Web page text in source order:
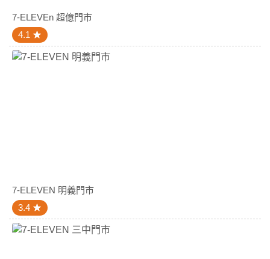
7-ELEVEn 超億門市
4.1
7-ELEVEN 明義門市
3.4